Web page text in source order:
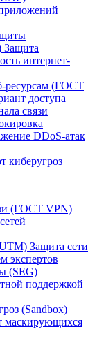
Защита
интернет-
ресурсам (ГОСТ
доступа
связи
DDoS‑атак
киберугроз
(ГОСТ VPN)
Защита сети
экспертов
(SEG)
поддержкой
(Sandbox)
маскирующихся